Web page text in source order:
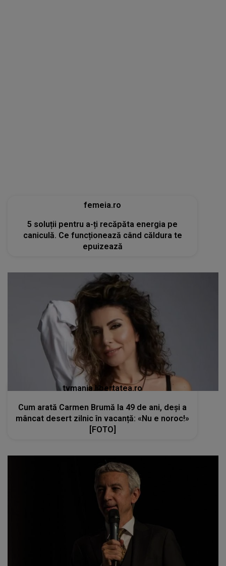
femeia.ro
5 soluții pentru a-ți recăpăta energia pe
caniculă. Ce funcționează când căldura te
epuizează
tvmania.libertatea.ro
Cum arată Carmen Brumă la 49 de ani, deși a
mâncat desert zilnic în vacanță: «Nu e noroc!»
[FOTO]